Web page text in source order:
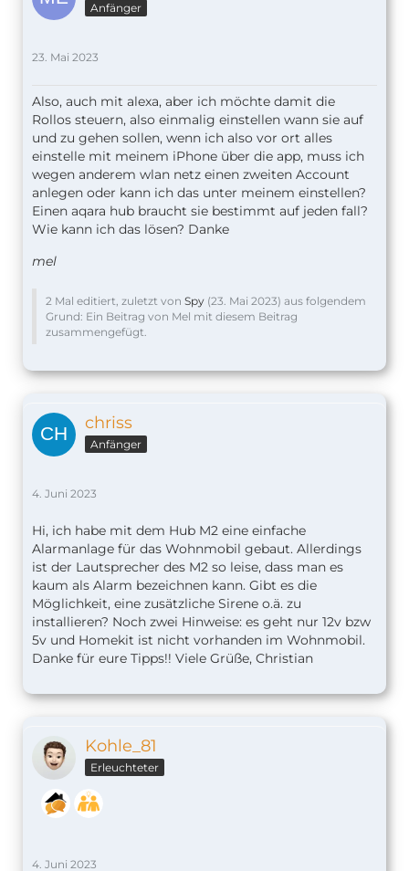
Anfänger
23. Mai 2023
Also, auch mit alexa, aber ich möchte damit die
Rollos steuern, also einmalig einstellen wann sie auf
und zu gehen sollen, wenn ich also vor ort alles
einstelle mit meinem iPhone über die app, muss ich
wegen anderem wlan netz einen zweiten Account
anlegen oder kann ich das unter meinem einstellen?
Einen aqara hub braucht sie bestimmt auf jeden fall?
Wie kann ich das lösen? Danke
mel
2 Mal editiert, zuletzt von Spy (23. Mai 2023) aus folgendem
Grund: Ein Beitrag von Mel mit diesem Beitrag
zusammengefügt.
chriss
Anfänger
4. Juni 2023
Hi, ich habe mit dem Hub M2 eine einfache
Alarmanlage für das Wohnmobil gebaut. Allerdings
ist der Lautsprecher des M2 so leise, dass man es
kaum als Alarm bezeichnen kann. Gibt es die
Möglichkeit, eine zusätzliche Sirene o.ä. zu
installieren? Noch zwei Hinweise: es geht nur 12v bzw
5v und Homekit ist nicht vorhanden im Wohnmobil.
Danke für eure Tipps!! Viele Grüße, Christian
Kohle_81
Erleuchteter
4. Juni 2023